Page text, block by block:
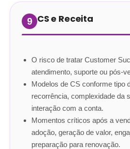
9 CS e Receita
O risco de tratar Customer
atendimento, suporte ou pós-
Modelos de CS conforme tipo
recorrência, complexidade da
interação com a conta.
Momentos críticos após a
adoção, geração de valor,
preparação para renovação.